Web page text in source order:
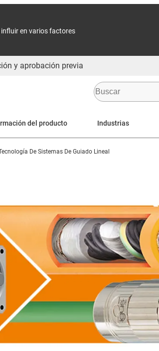
en varios factores
y aprobación previa
del producto Industrias
De Sistemas De Guiado Lineal